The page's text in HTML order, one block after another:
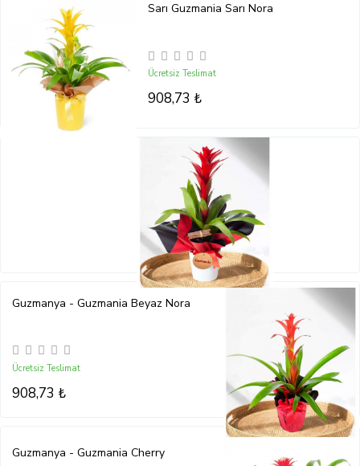
Sarı Guzmania Sarı Nora
Ücretsiz Teslimat
908,73 ₺
Guzmanya - Guzmania Beyaz Nora
Ücretsiz Teslimat
908,73 ₺
Guzmanya - Guzmania Cherry